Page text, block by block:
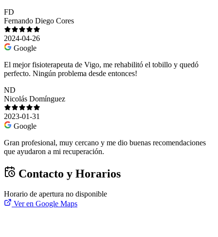
FD
Fernando Diego Cores
2024-04-26
Google
El mejor fisioterapeuta de Vigo, me rehabilitó el tobillo y quedó
perfecto. Ningún problema desde entonces!
ND
Nicolás Domínguez
2023-01-31
Google
Gran profesional, muy cercano y me dio buenas recomendaciones
que ayudaron a mi recuperación.
Contacto y Horarios
Horario de apertura no disponible
Ver en Google Maps